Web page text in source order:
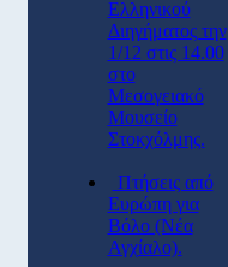
Ελληνικού
Διηγήματος την
1/12 στις 14.00
στο
Μεσογειακό
Μουσείο
Στοκχόλμης.
Πτήσεις από
Eυρώπη για
Βόλο (Νέα
Αγχίαλο).